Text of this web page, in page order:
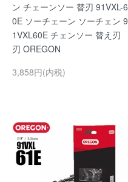
ン チェーンソー 替刃 91VXL-6
0E ソーチェーン ソーチェン 9
1VXL60E チェンソー 替え刃
刃 OREGON
3,858円(内税)